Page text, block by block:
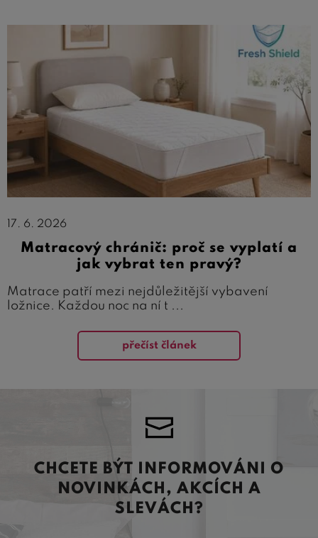
17. 6. 2026
Matracový chránič: proč se vyplatí a
jak vybrat ten pravý?
Matrace patří mezi nejdůležitější vybavení
ložnice. Každou noc na ní t ...
přečíst článek
CHCETE BÝT INFORMOVÁNI O
NOVINKÁCH, AKCÍCH A
SLEVÁCH?